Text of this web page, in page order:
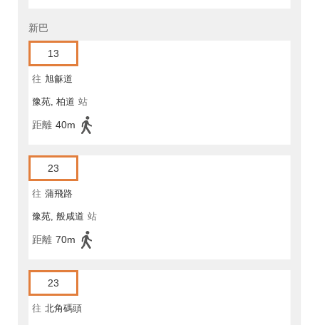
新巴
13
往 旭龢道
豫苑, 柏道 站
距離 40m
23
往 蒲飛路
豫苑, 般咸道 站
距離 70m
23
往 北角碼頭